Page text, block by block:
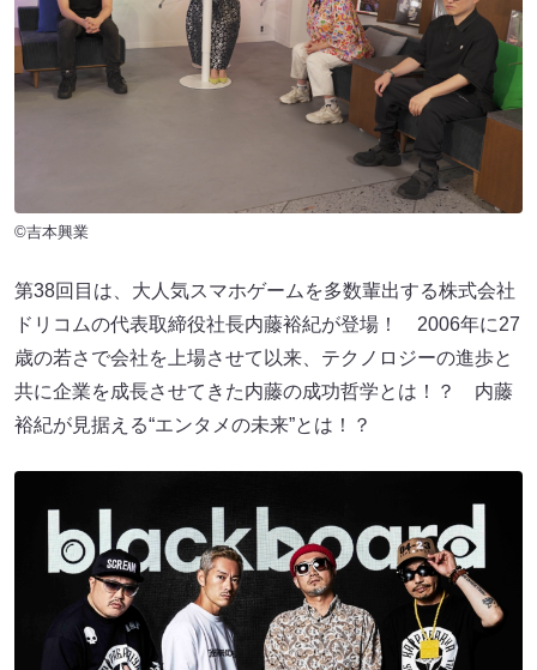
©吉本興業
第38回目は、大人気スマホゲームを多数輩出する株式会社
ドリコムの代表取締役社長内藤裕紀が登場！ 2006年に27
歳の若さで会社を上場させて以来、テクノロジーの進歩と
共に企業を成長させてきた内藤の成功哲学とは！？ 内藤
裕紀が見据える“エンタメの未来”とは！？